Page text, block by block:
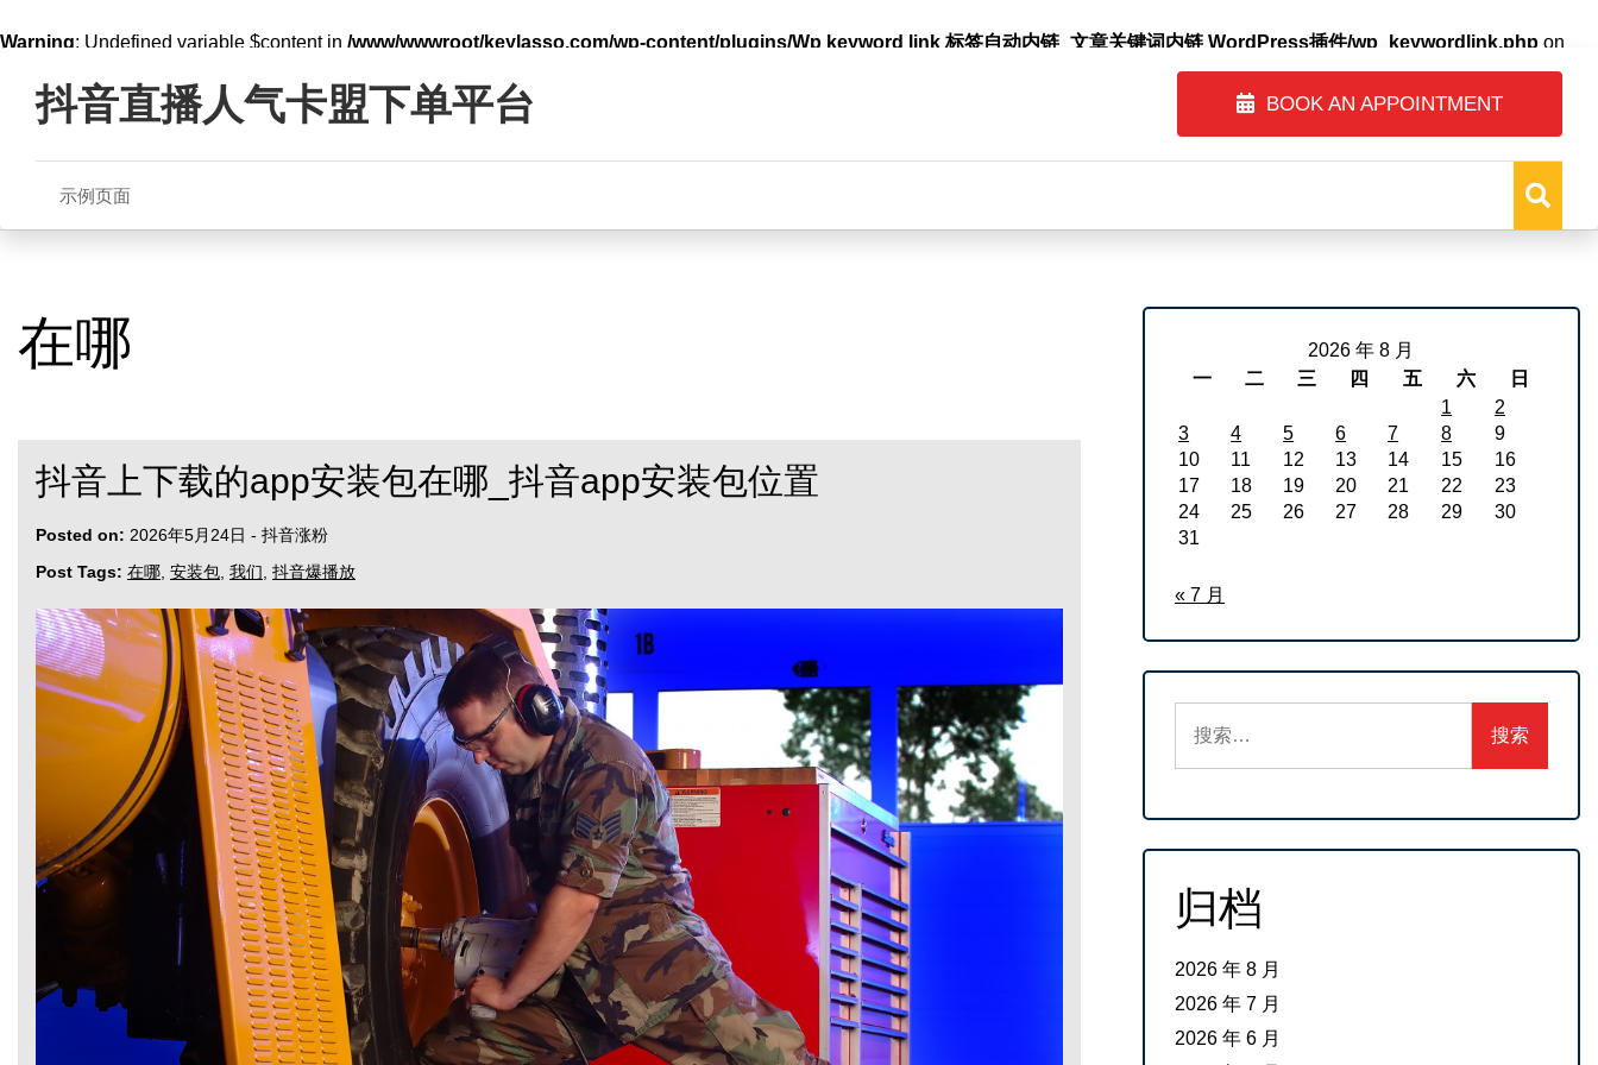
Warning: Undefined variable $content in /www/wwwroot/keylasso.com/wp-content/plugins/Wp keyword link 标签自动内链_文章关键词内链 WordPress插件/wp_keywordlink.php on
content抖音直播人气卡盟下单平台 BOOK AN APPOINTMENT
示例页面
在哪
抖音上下载的app安装包在哪_抖音app安装包位置
Posted on: 2026年5月24日 - 抖音涨粉
Post Tags: 在哪 安装包 我们 抖音爆播放
2026 年 8 月
一
二 三 四 五 六
日
1
2
3
4 5 6 7 8
9
10
11 12 13 14 15
16
17
18 19 20 21 22
23
24
25 26 27 28 29
30
31
« 7 月
索：
归档
2026 年 8 月
2026 年 7 月
2026 年 6 月